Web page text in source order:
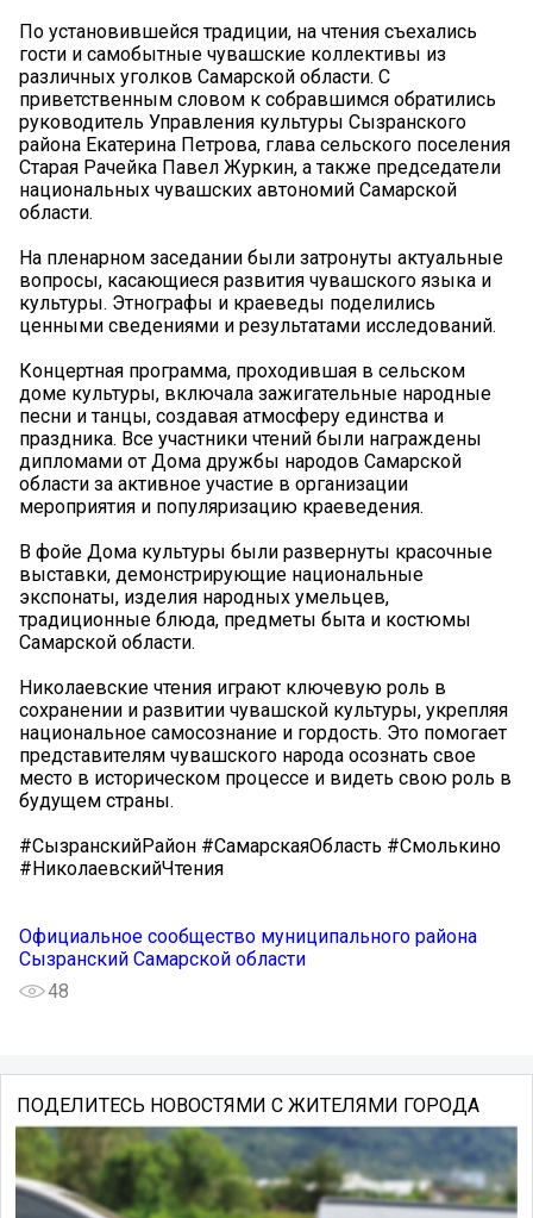
По установившейся традиции, на чтения съехались
гости и самобытные чувашские коллективы из
различных уголков Самарской области. С
приветственным словом к собравшимся обратились
руководитель Управления культуры Сызранского
района Екатерина Петрова, глава сельского поселения
Старая Рачейка Павел Журкин, а также председатели
национальных чувашских автономий Самарской
области.
На пленарном заседании были затронуты актуальные
вопросы, касающиеся развития чувашского языка и
культуры. Этнографы и краеведы поделились
ценными сведениями и результатами исследований.
Концертная программа, проходившая в сельском
доме культуры, включала зажигательные народные
песни и танцы, создавая атмосферу единства и
праздника. Все участники чтений были награждены
дипломами от Дома дружбы народов Самарской
области за активное участие в организации
мероприятия и популяризацию краеведения.
В фойе Дома культуры были развернуты красочные
выставки, демонстрирующие национальные
экспонаты, изделия народных умельцев,
традиционные блюда, предметы быта и костюмы
Самарской области.
Николаевские чтения играют ключевую роль в
сохранении и развитии чувашской культуры, укрепляя
национальное самосознание и гордость. Это помогает
представителям чувашского народа осознать свое
место в историческом процессе и видеть свою роль в
будущем страны.
#СызранскийРайон #СамарскаяОбласть #Смолькино
#НиколаевскийЧтения
Официальное сообщество муниципального района
Сызранский Самарской области
48
ПОДЕЛИТЕСЬ НОВОСТЯМИ С ЖИТЕЛЯМИ ГОРОДА